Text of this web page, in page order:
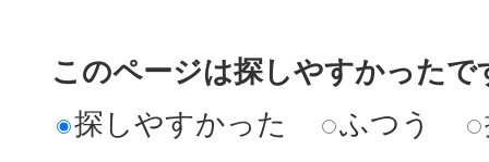
このページは探しやすかったで
探しやすかった
ふつう